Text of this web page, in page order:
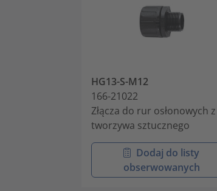
HG13-S-M12
166-21022
Złącza do rur osłonowych z
tworzywa sztucznego
Dodaj do listy
obserwowanych